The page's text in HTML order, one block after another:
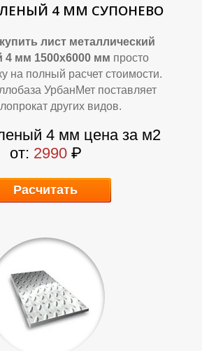
4 ММ СУПОНЕВО
купить лист металлический
мм 1500х6000 мм просто
на полный расчет стоимости.
УрбанМет поставляет
других видов.
4 мм цена за м2
от: 2990 ₽
Расчитать